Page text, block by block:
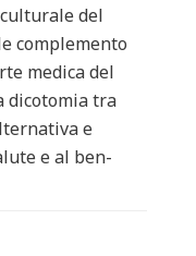
del
complemento
medica del
dicotomia tra
e
e al ben-